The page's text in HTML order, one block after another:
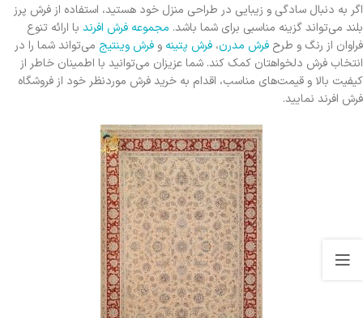
اگر به دنبال سادگی و زیبایی در طراحی منزل خود هستید، استفاده از فرش پرز
بلند می‌تواند گزینه مناسبی برای شما باشد. مجموعه فرش افرند با ارائه تنوع
فراوان از رنگ و طرح فرش‌ مدرن، فرش پتینه و فرش وینتیج می‌تواند شما را در
انتخاب فرش دلخواهتان کمک کند. شما عزیزان می‌توانید با اطمینان خاطر از
کیفیت بالا و قیمت‌های مناسب، اقدام به خرید فرش موردنظر خود از فروشگاه
فرش افرند نمایید.